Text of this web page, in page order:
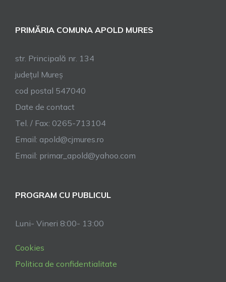
PRIMĂRIA COMUNA APOLD MURES
str. Principală nr. 134
județul Mureș
cod postal 547040
Date de contact
Tel. / Fax: 0265-713104
Email: apold@cjmures.ro
Email: primar_apold@yahoo.com
PROGRAM CU PUBLICUL
Luni- Vineri 8:00- 13:00
Cookies
Politica de confidentialitate